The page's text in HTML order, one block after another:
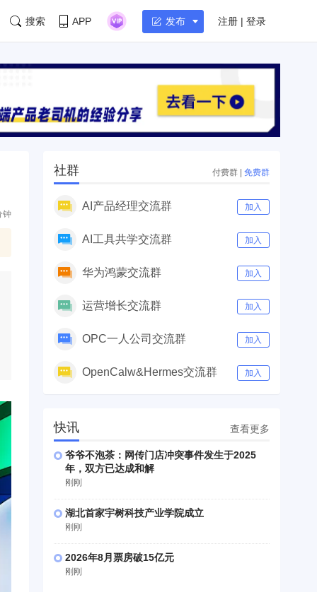
搜索 APP 发布 注册 | 登录
钟
社群 付费群 | 免费群
AI产品经理交流群 加入
AI工具共学交流群 加入
华为鸿蒙交流群 加入
运营增长交流群 加入
OPC一人公司交流群 加入
OpenCalw&Hermes交流群 加入
快讯 查看更多
爷爷不泡茶：网传门店冲突事件发生于2025
年，双方已达成和解
刚刚
湖北首家宇树科技产业学院成立
刚刚
2026年8月票房破15亿元
刚刚